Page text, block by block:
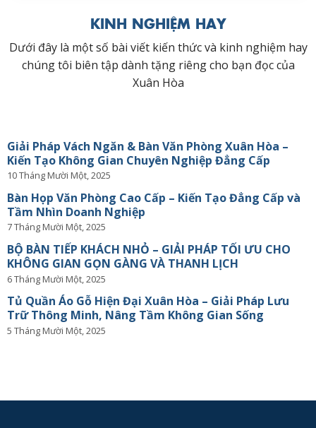
KINH NGHIỆM HAY
Dưới đây là một số bài viết kiến thức và kinh nghiệm hay
chúng tôi biên tập dành tặng riêng cho bạn đọc của
Xuân Hòa
Giải Pháp Vách Ngăn & Bàn Văn Phòng Xuân Hòa –
Kiến Tạo Không Gian Chuyên Nghiệp Đẳng Cấp
10 Tháng Mười Một, 2025
Bàn Họp Văn Phòng Cao Cấp – Kiến Tạo Đẳng Cấp và
Tầm Nhìn Doanh Nghiệp
7 Tháng Mười Một, 2025
BỘ BÀN TIẾP KHÁCH NHỎ – GIẢI PHÁP TỐI ƯU CHO
KHÔNG GIAN GỌN GÀNG VÀ THANH LỊCH
6 Tháng Mười Một, 2025
Tủ Quần Áo Gỗ Hiện Đại Xuân Hòa – Giải Pháp Lưu
Trữ Thông Minh, Nâng Tầm Không Gian Sống
5 Tháng Mười Một, 2025